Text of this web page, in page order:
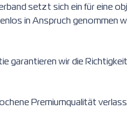
setzt sich ein für eine
in Anspruch genommen
garantieren wir die
Premiumqualität